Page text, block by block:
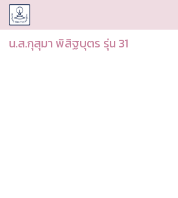
CUDAA
น.ส.กุสุมา พิสิฐบุตร รุ่น 31